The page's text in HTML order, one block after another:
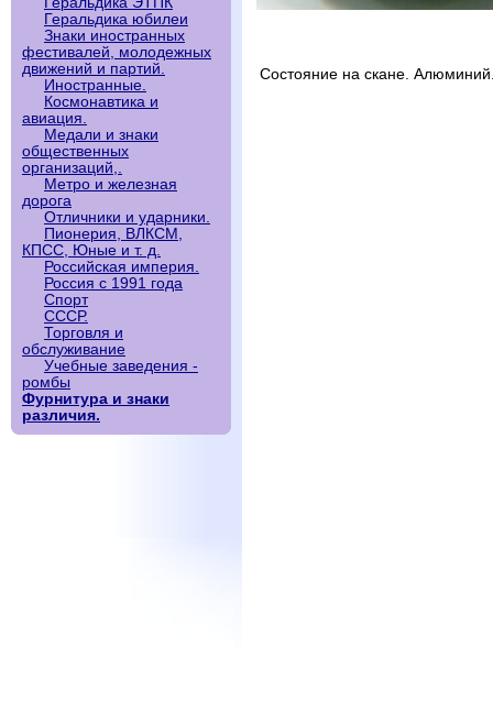
Геральдика юбилеи
Знаки иностранных
фестивалей, молодежных
движений и партий.
Иностранные.
Космонавтика и
авиация.
Медали и знаки
общественных
организаций,.
Метро и железная
дорога
Отличники и ударники.
Пионерия, ВЛКСМ,
КПСС, Юные и т. д.
Российская империя.
Россия с 1991 года
Спорт
СССР.
Торговля и
обслуживание
Учебные заведения -
ромбы
Фурнитура и знаки
различия.
Состояние на скане.